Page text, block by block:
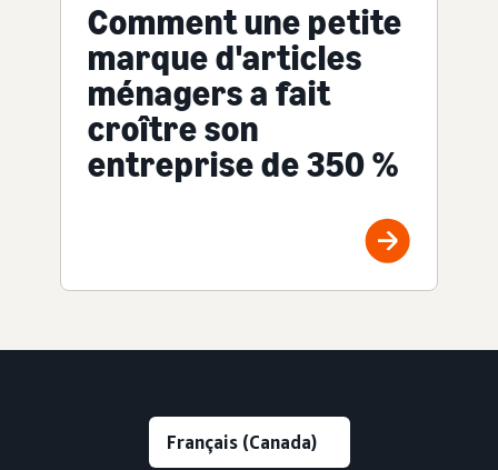
Comment une petite
marque d'articles
ménagers a fait
croître son
entreprise de 350 %